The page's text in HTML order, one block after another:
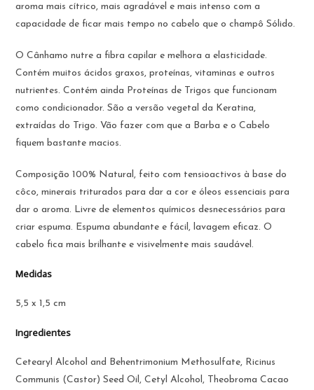
aroma mais cítrico, mais agradável e mais intenso com a
capacidade de ficar mais tempo no cabelo que o champô Sólido.
O Cânhamo nutre a fibra capilar e melhora a elasticidade.
Contém muitos ácidos graxos, proteínas, vitaminas e outros
nutrientes. Contém ainda Proteínas de Trigos que funcionam
como condicionador. São a versão vegetal da Keratina,
extraídas do Trigo. Vão fazer com que a Barba e o Cabelo
fiquem bastante macios.
Composição 100% Natural, feito com tensioactivos à base do
côco, minerais triturados para dar a cor e óleos essenciais para
dar o aroma. Livre de elementos químicos desnecessários para
criar espuma. Espuma abundante e fácil, lavagem eficaz. O
cabelo fica mais brilhante e visivelmente mais saudável.
Medidas
5,5 x 1,5 cm
Ingredientes
Cetearyl Alcohol and Behentrimonium Methosulfate, Ricinus
Communis (Castor) Seed Oil, Cetyl Alcohol, Theobroma Cacao